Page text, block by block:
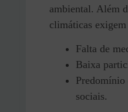
ambiental. Além
climáticas
Falta de
Baixa
Predomínio
sociais.